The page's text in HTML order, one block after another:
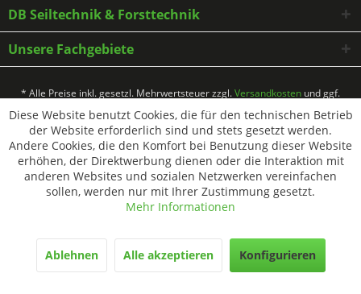
DB Seiltechnik & Forsttechnik
Unsere Fachgebiete
* Alle Preise inkl. gesetzl. Mehrwertsteuer zzgl.Versandkosten und ggf.
Nachnahmegebühren, wenn nicht anders beschrieben
Diese Website benutzt Cookies, die für den technischen Betrieb
der Website erforderlich sind und stets gesetzt werden.
Andere Cookies, die den Komfort bei Benutzung dieser Website
erhöhen, der Direktwerbung dienen oder die Interaktion mit
anderen Websites und sozialen Netzwerken vereinfachen
sollen, werden nur mit Ihrer Zustimmung gesetzt.
Mehr Informationen
Ablehnen Alle akzeptieren Konfigurieren